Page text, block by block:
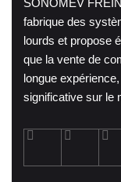
SONOMEV
fabrique des
lourds et propose
que la vente de
longue
significative sur le